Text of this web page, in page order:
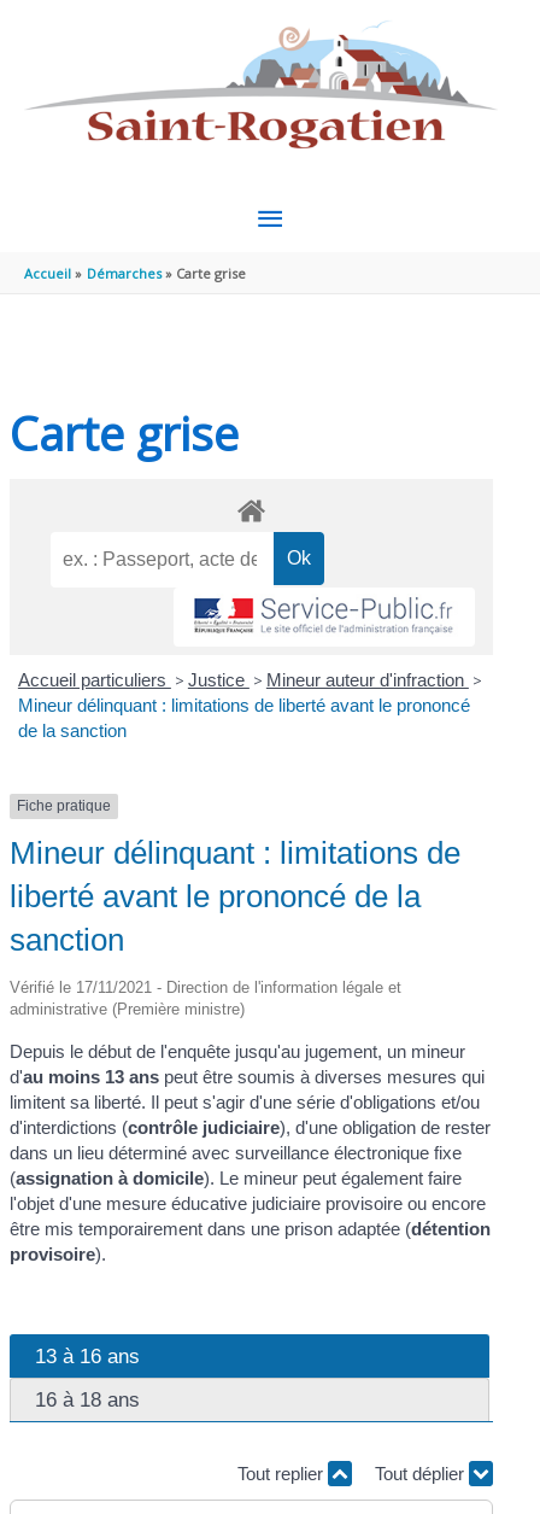
MENU
Accueil Démarches Carte grise
Carte grise
Accueil particuliers > Justice > Mineur auteur d'infraction >
Mineur délinquant : limitations de liberté avant le prononcé
de la sanction
Fiche pratique
Mineur délinquant : limitations de
liberté avant le prononcé de la
sanction
Vérifié le 17/11/2021 - Direction de l'information légale et
administrative (Première ministre)
Depuis le début de l'enquête jusqu'au jugement, un mineur
d'au moins 13 ans peut être soumis à diverses mesures qui
limitent sa liberté. Il peut s'agir d'une série d'obligations et/ou
d'interdictions (contrôle judiciaire), d'une obligation de rester
dans un lieu déterminé avec surveillance électronique fixe
(assignation à domicile). Le mineur peut également faire
l'objet d'une mesure éducative judiciaire provisoire ou encore
être mis temporairement dans une prison adaptée (détention
provisoire).
13 à 16 ans
16 à 18 ans
Tout replier Tout déplier